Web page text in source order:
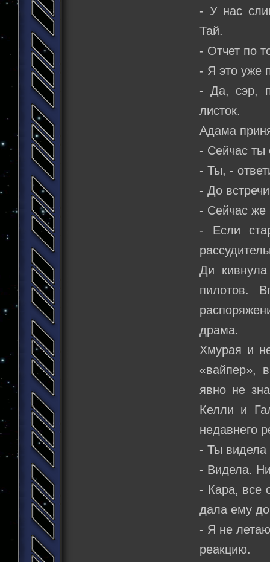
- У нас
Тай.
- Отчет по
- Я это уже
- Да, сэр,
листок.
Адама
- Сейчас ты
- Ты, -
- До
- Сейчас же
- Если
Ди
пилотов.
драма.
Хмурая и
«вайпер»,
явно не
Келли и
недавнего
- Ты видела
- Видела.
- Кара, все
дала ему
- Я не
реакцию.